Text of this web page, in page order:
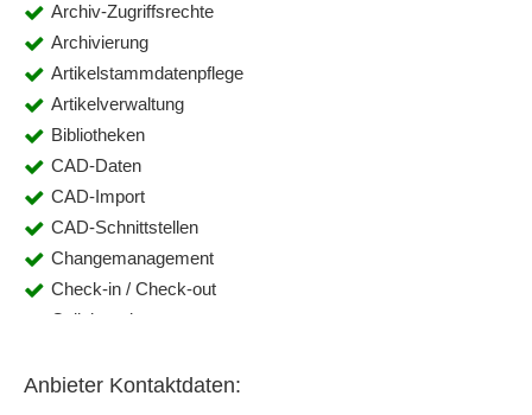
Archiv-Zugriffsrechte
Archivierung
Artikelstammdatenpflege
Artikelverwaltung
Bibliotheken
CAD-Daten
CAD-Import
CAD-Schnittstellen
Changemanagement
Check-in / Check-out
Collaboration
Dateiarchivierung
Anbieter Kontaktdaten: